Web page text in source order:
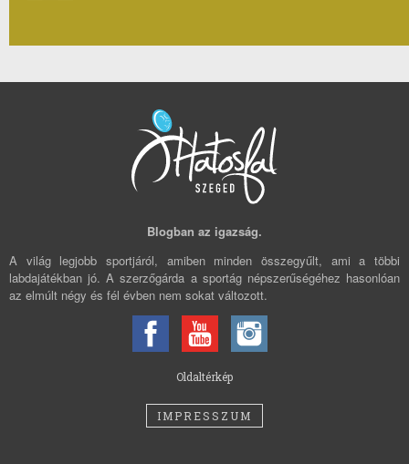
Blogban az igazság.
A világ legjobb sportjáról, amiben minden összegyűlt, ami a többi
labdajátékban jó. A szerzőgárda a sportág népszerűségéhez hasonlóan
az elmúlt négy és fél évben nem sokat változott.
Oldaltérkép
IMPRESSZUM